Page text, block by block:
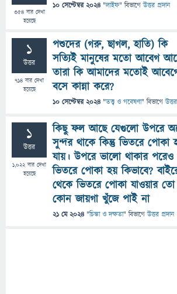
354বার দেখা
হয়েছে
10 সেপ্টেম্বর 2024 "লাইফ" বিভাগে উত্তর প্রদান
1
উত্তর
714 বার দেখা
হয়েছে
পশুদের (গরু, ছাগল, হাতি) কি
সত্যিই মানুষের মতো আবেগ
তারা কি আমাদের মতোই
বসে কান্না করে?
10 সেপ্টেম্বর 2024 "তত্ত্ব ও গবেষণা" বিভাগে
1
উত্তর
1,022বার দেখা
হয়েছে
কিছু ফল আছে যেগুলো উপরে
সুন্দর থাকে কিন্তু ভিতরে পোকা
যায়। উপরে ভালো থাকার
ভিতরে পোকা হয় কিভাবে?
থেকে ভিতরে পোকা যাওয়ার তো
কোন জায়গা খুঁজে পাই না
21 মে 2024 "চিন্তা ও দক্ষতা" বিভাগে উত্তর প্রদান